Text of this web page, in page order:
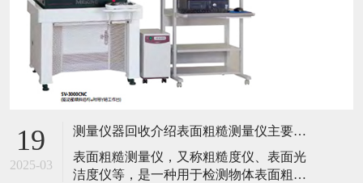
19
2025-03
测量仪器回收介绍表面粗糙测量仪主要工作原理是什么？
​表面粗糙测量仪，又称粗糙度仪、表面光
洁度仪等，是一种用于检测物体表面粗糙